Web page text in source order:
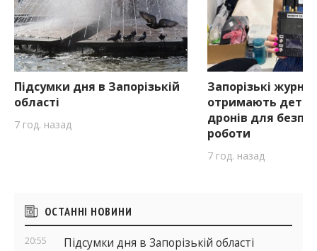
Підсумки дня в Запорізькій
області
7 год. назад
Запорізькі
отримають
дронів для
роботи
7 год. назад
Бічні
віджети
ОСТАННІ НОВИНИ
20:55 Підсумки дня в Запорізькій області